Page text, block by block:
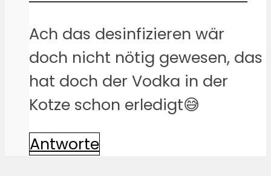
Ach das desinfizieren wär
doch nicht nötig gewesen, das
hat doch der Vodka in der
Kotze schon erledigt😅
Antworte